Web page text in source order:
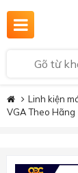
Linh kiện
VGA Theo Hãng